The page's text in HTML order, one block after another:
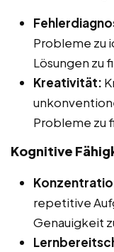
Probleme zu
Lösungen zu
Kreativität:
Probleme zu
Kognitive
repetitive
Genauigkeit